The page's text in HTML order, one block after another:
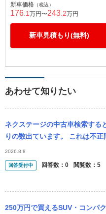
新車価格 （税込）
176 .1 万円〜243 .2万円
新車見積もり(無料)
あわせて知りたい
ネクステージの中古車検索する
りの数出ています。 これは不
2026.8.8
回答受付中 回答数： 0 閲覧数： 5
250万円で買えるSUV・コンパ